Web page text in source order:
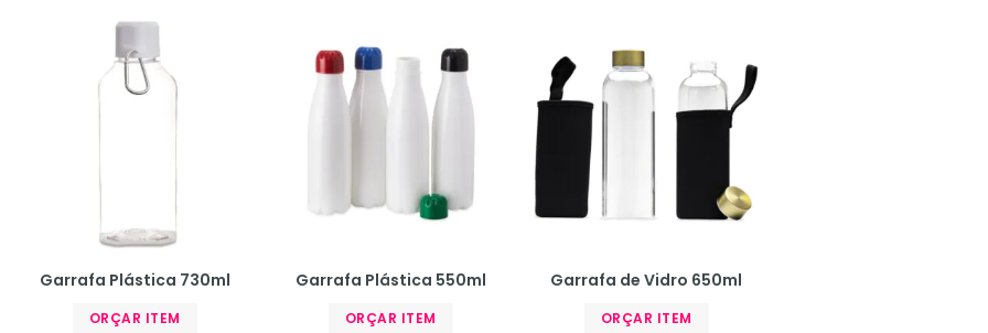
Garrafa Plástica 730ml
ORÇAR ITEM
Garrafa Plástica 550ml
ORÇAR ITEM
Garrafa de Vidro 650ml
ORÇAR ITEM